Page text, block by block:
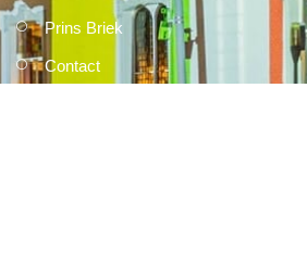
Prins Briek
Contact